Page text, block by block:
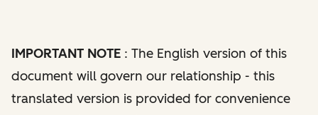
IMPORTANT NOTE : The English version of this
document will govern our relationship - this
translated version is provided for convenience